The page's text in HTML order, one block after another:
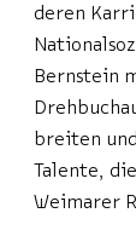
deren
Bernstein
breiten
Talente,
Weimarer